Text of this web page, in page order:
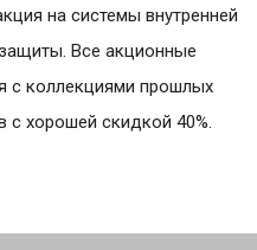
на системы внутренней
Все акционные
с коллекциями прошлых
с хорошей скидкой 40%.